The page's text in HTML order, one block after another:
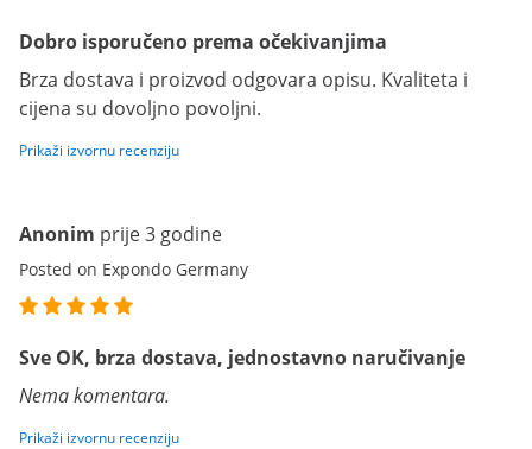
Dobro isporučeno prema očekivanjima
Brza dostava i proizvod odgovara opisu. Kvaliteta i
cijena su dovoljno povoljni.
Prikaži izvornu recenziju
Anonim prije 3 godine
Posted on Expondo Germany
Sve OK, brza dostava, jednostavno naručivanje
Nema komentara.
Prikaži izvornu recenziju